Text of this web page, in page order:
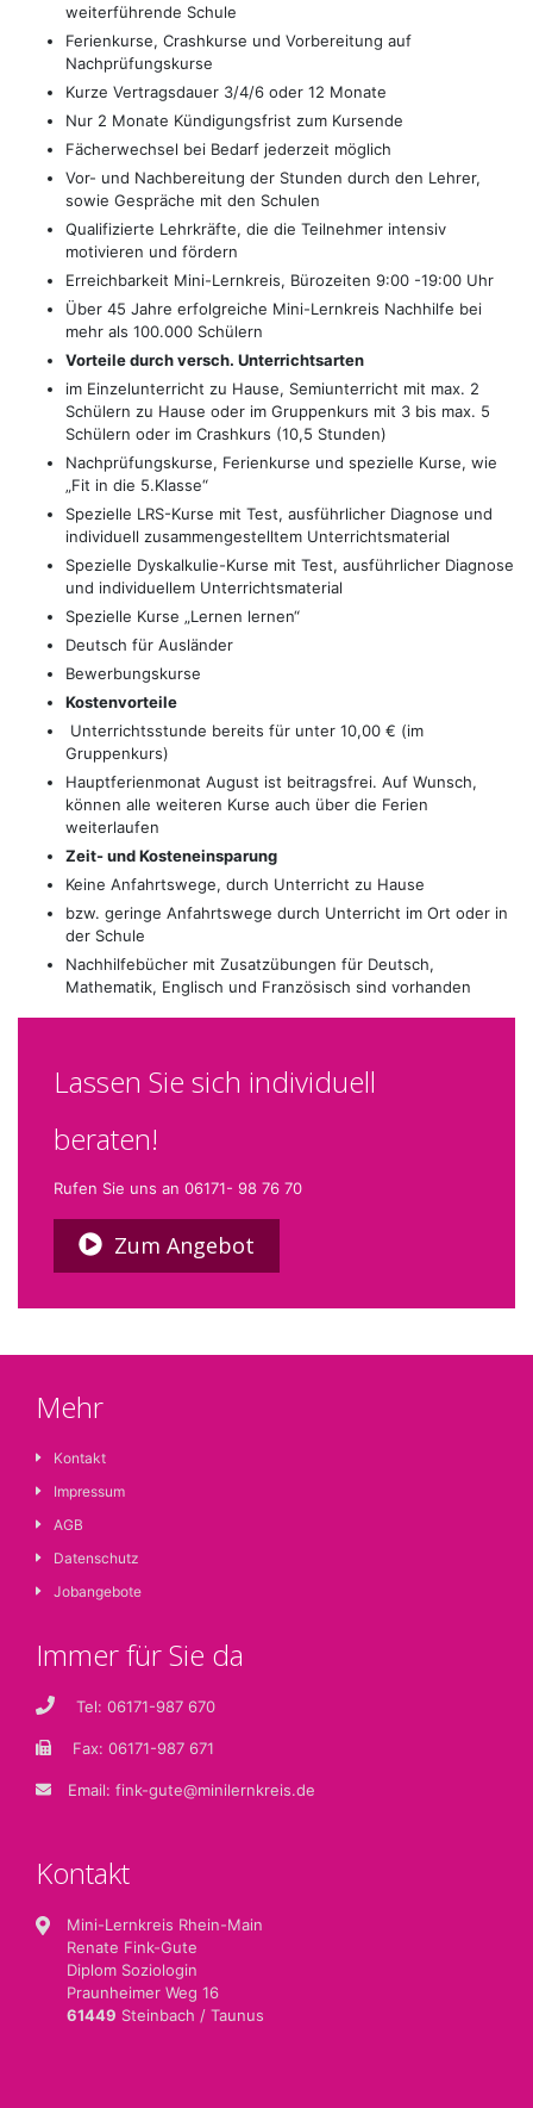
weiterführende Schule
Ferienkurse, Crashkurse und Vorbereitung auf
Nachprüfungskurse
Kurze Vertragsdauer 3/4/6 oder 12 Monate
Nur 2 Monate Kündigungsfrist zum Kursende
Fächerwechsel bei Bedarf jederzeit möglich
Vor- und Nachbereitung der Stunden durch den Lehrer,
sowie Gespräche mit den Schulen
Qualifizierte Lehrkräfte, die die Teilnehmer intensiv
motivieren und fördern
Erreichbarkeit Mini-Lernkreis, Bürozeiten 9:00 -19:00 Uhr
Über 45 Jahre erfolgreiche Mini-Lernkreis Nachhilfe bei
mehr als 100.000 Schülern
Vorteile durch versch. Unterrichtsarten
im Einzelunterricht zu Hause, Semiunterricht mit max. 2
Schülern zu Hause oder im Gruppenkurs mit 3 bis max. 5
Schülern oder im Crashkurs (10,5 Stunden)
Nachprüfungskurse, Ferienkurse und spezielle Kurse, wie
„Fit in die 5.Klasse“
Spezielle LRS-Kurse mit Test, ausführlicher Diagnose und
individuell zusammengestelltem Unterrichtsmaterial
Spezielle Dyskalkulie-Kurse mit Test, ausführlicher Diagnose
und individuellem Unterrichtsmaterial
Spezielle Kurse „Lernen lernen“
Deutsch für Ausländer
Bewerbungskurse
Kostenvorteile
Unterrichtsstunde bereits für unter 10,00 € (im
Gruppenkurs)
Hauptferienmonat August ist beitragsfrei. Auf Wunsch,
können alle weiteren Kurse auch über die Ferien
weiterlaufen
Zeit- und Kosteneinsparung
Keine Anfahrtswege, durch Unterricht zu Hause
bzw. geringe Anfahrtswege durch Unterricht im Ort oder in
der Schule
Nachhilfebücher mit Zusatzübungen für Deutsch,
Mathematik, Englisch und Französisch sind vorhanden
Lassen Sie sich individuell
beraten!
Rufen Sie uns an 06171- 98 76 70
Zum Angebot
Mehr
Kontakt
Impressum
AGB
Datenschutz
Jobangebote
Immer für Sie da
Tel: 06171-987 670
Fax: 06171-987 671
Email: fink-gute@minilernkreis.de
Kontakt
Mini-Lernkreis Rhein-Main
Renate Fink-Gute
Diplom Soziologin
Praunheimer Weg 16
61449 Steinbach / Taunus